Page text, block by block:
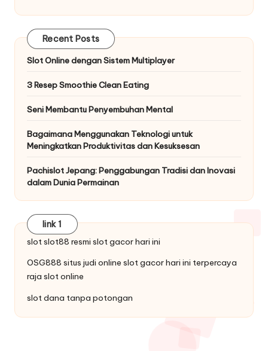
Recent Posts
Slot Online dengan Sistem Multiplayer
3 Resep Smoothie Clean Eating
Seni Membantu Penyembuhan Mental
Bagaimana Menggunakan Teknologi untuk
Meningkatkan Produktivitas dan Kesuksesan
Pachislot Jepang: Penggabungan Tradisi dan Inovasi
dalam Dunia Permainan
link 1
slotslot88 resmi slot gacor hari ini
OSG888 situs judi online slot gacorhari ini terpercaya
raja slot online
slot dana tanpa potongan